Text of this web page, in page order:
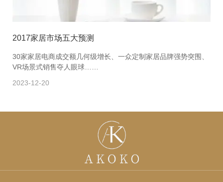
2017家居市场五大预测
30家家居电商成交额几何级增长、一众定制家居品牌强势突围、
VR场景式销售夺人眼球……
2023-12-20